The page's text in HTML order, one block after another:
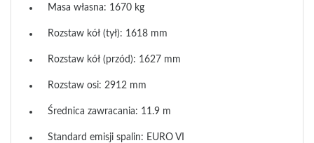
Masa własna: 1670 kg
Rozstaw kół (tył): 1618 mm
Rozstaw kół (przód): 1627 mm
Rozstaw osi: 2912 mm
Średnica zawracania: 11.9 m
Standard emisji spalin: EURO VI